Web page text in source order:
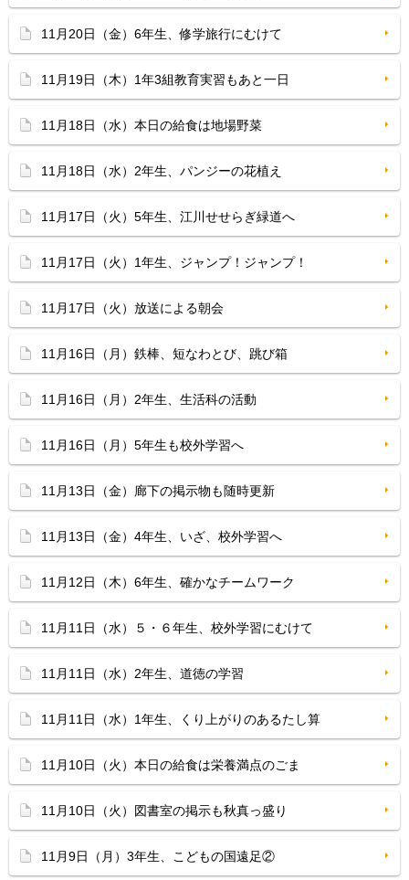
11月20日（金）6年生、修学旅行にむけて
11月19日（木）1年3組教育実習もあと一日
11月18日（水）本日の給食は地場野菜
11月18日（水）2年生、パンジーの花植え
11月17日（火）5年生、江川せせらぎ緑道へ
11月17日（火）1年生、ジャンプ！ジャンプ！
11月17日（火）放送による朝会
11月16日（月）鉄棒、短なわとび、跳び箱
11月16日（月）2年生、生活科の活動
11月16日（月）5年生も校外学習へ
11月13日（金）廊下の掲示物も随時更新
11月13日（金）4年生、いざ、校外学習へ
11月12日（木）6年生、確かなチームワーク
11月11日（水）５・６年生、校外学習にむけて
11月11日（水）2年生、道徳の学習
11月11日（水）1年生、くり上がりのあるたし算
11月10日（火）本日の給食は栄養満点のごま
11月10日（火）図書室の掲示も秋真っ盛り
11月9日（月）3年生、こどもの国遠足②